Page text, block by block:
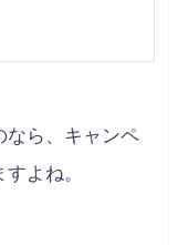
なら、キャンペ
よね。